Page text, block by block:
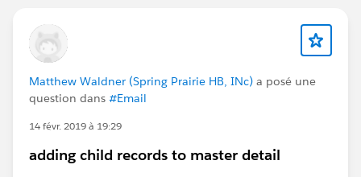
Matthew Waldner (Spring Prairie HB, INc) a posé une
question dans #Email
14 févr. 2019 à 19:29
adding child records to master detail